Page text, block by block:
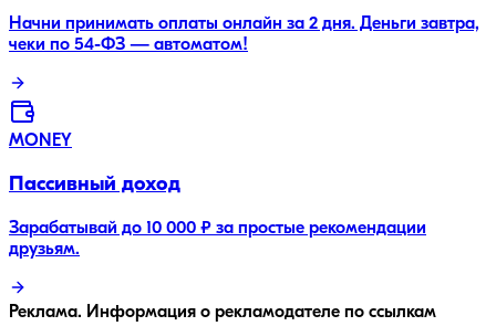
Начни принимать оплаты онлайн за 2 дня. Деньги завтра,
чеки по 54-ФЗ — автоматом!
MONEY
Пассивный доход
Зарабатывай до 10 000 ₽ за простые рекомендации
друзьям.
Реклама. Информация о рекламодателе по ссылкам